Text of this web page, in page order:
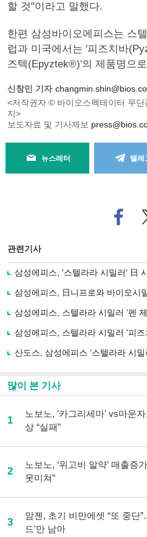
할 것"이라고 말했다.
한편 삼성바이오에피스는 스
럽과 미국에서는 '피즈치바
즈텍(Epyztek®)'의 제품명으
신창민 기자
<저작권자 © 바이오스펙테이터 무
지>
보도자료 및 기사제보
뉴스레터 텔레
페
이
로
기
사
유
기
관련기사
삼성에피스, '스텔라라 시밀러' 日
삼성에피스, 日니프로와 바이오시
삼성에피스, 스텔라라 시밀러 ‘펜
삼성에피스, 스텔라라 시밀러 '피즈
산도스, 삼성에피스 ‘스텔라라 시밀
많이 본 기사
1
노보노, '카그리세마' vs마운
상 “실패”
2
노보노, ‘위고비 알약’ 매출증
못미쳐”
3
암젠, 초기 비만에셋 “또 중단
드'만 남아